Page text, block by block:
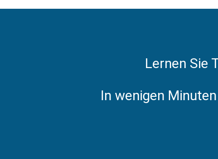
Lernen Sie
In wenigen